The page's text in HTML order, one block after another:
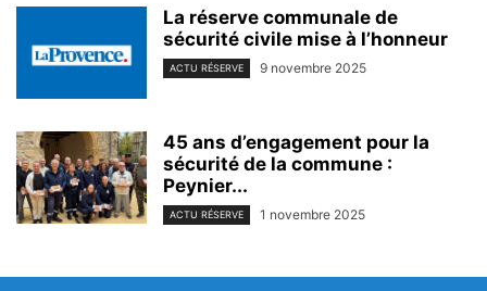
La réserve communale de
sécurité civile mise à l’honneur
ACTU RÉSERVE 9 novembre 2025
45 ans d’engagement pour la
sécurité de la commune :
Peynier...
ACTU RÉSERVE 1 novembre 2025